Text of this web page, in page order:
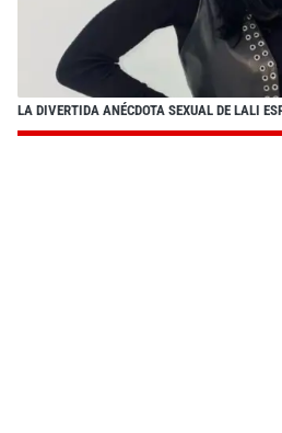
LA DIVERTIDA ANÉCDOTA SEXUAL DE LALI